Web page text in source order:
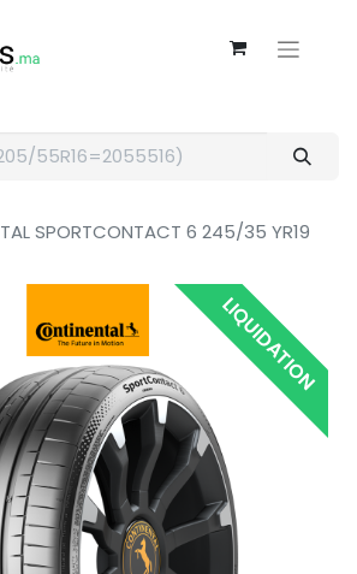
SPORTCONTACT 6 245/35 YR19
LIQUIDATION